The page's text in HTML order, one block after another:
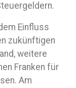
Einfluss
zukünftigen
weitere
Franken für
Am